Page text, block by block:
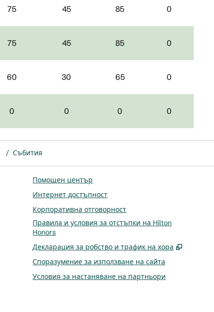
75 45 85 0
75 45 85 0
60 30 65 0
0 0 0 0
/ Събития
Помощен център
Интернет достъпност
Корпоративна отговорност
Правила и условия за отстъпки на Hilton
Honors
Декларация за робство и трафик на хора
,
Споразумение за използване на сайта
Условия за настаняване на партньори